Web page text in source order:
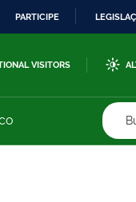
PARTICIPE
VISITORS